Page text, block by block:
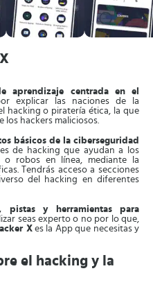
aprendizaje centrada en el
explicar las naciones de la
hacking o piratería ética, la que
los hackers maliciosos.
básicos de la ciberseguridad
de hacking que ayudan a los
robos en línea, mediante la
Tendrás acceso a secciones
del hacking en diferentes
pistas y herramientas para
seas experto o no por lo que,
Xes la App que necesitas y
el hacking y la